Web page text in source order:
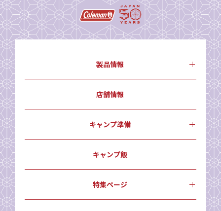
製品情報
店舗情報
キャンプ準備
キャンプ飯
特集ページ